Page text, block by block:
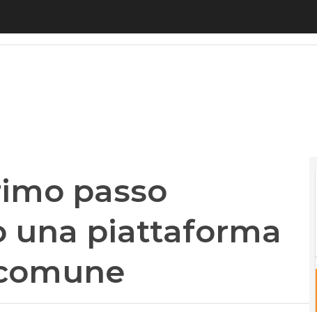
passo dell’Europa verso una piattaforma di
passo
una piattaforma